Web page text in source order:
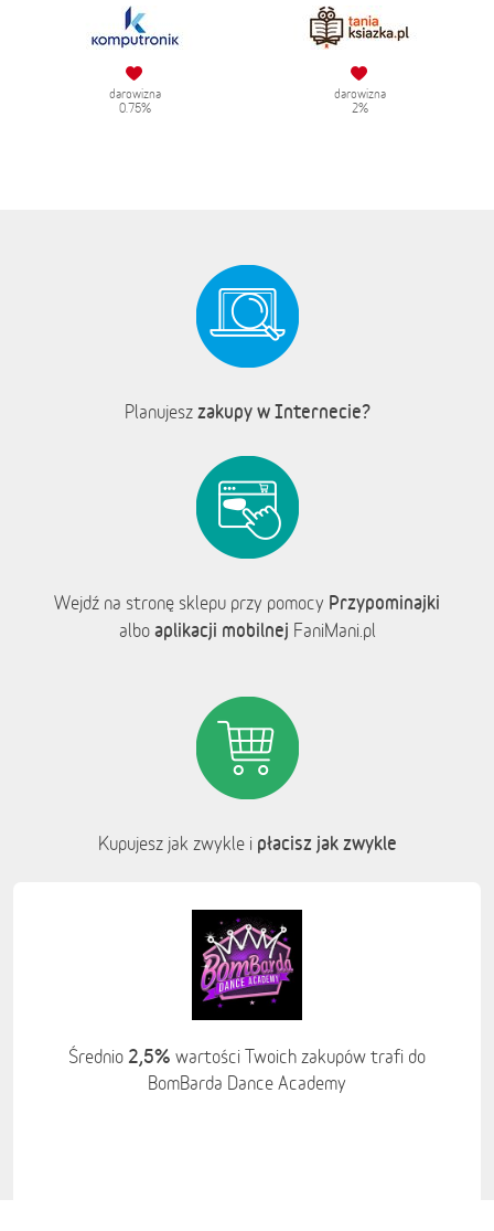
darowizna
0.75%
darowizna
2%
Planujesz zakupy w Internecie?
Wejdź na stronę sklepu przy pomocy Przypominajki
albo aplikacji mobilnej FaniMani.pl
Kupujesz jak zwykle i płacisz jak zwykle
Średnio 2,5% wartości Twoich zakupów trafi do
BomBarda Dance Academy